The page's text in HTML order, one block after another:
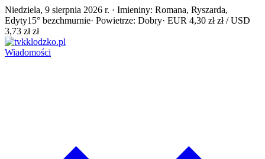
Niedziela, 9 sierpnia 2026 r. · Imieniny: Romana, Ryszarda,
Edyty15° bezchmurnie· Powietrze: Dobry· EUR 4,30 zł zł / USD
3,73 zł zł
Wiadomości